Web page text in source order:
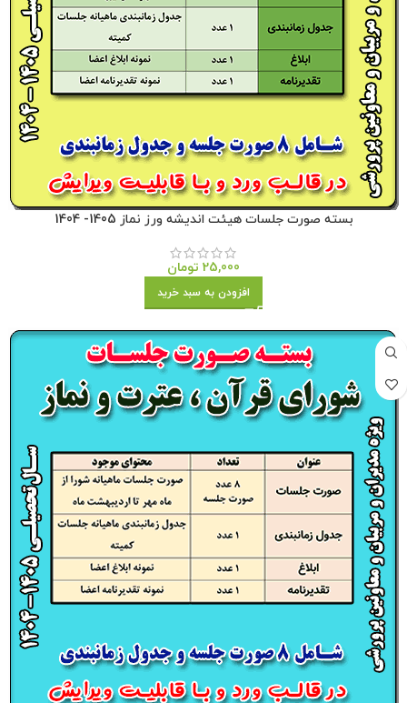
بسته صورت جلسات هیئت اندیشه ورز نماز 1405- 1404
25,000 تومان
افزودن به سبد خرید